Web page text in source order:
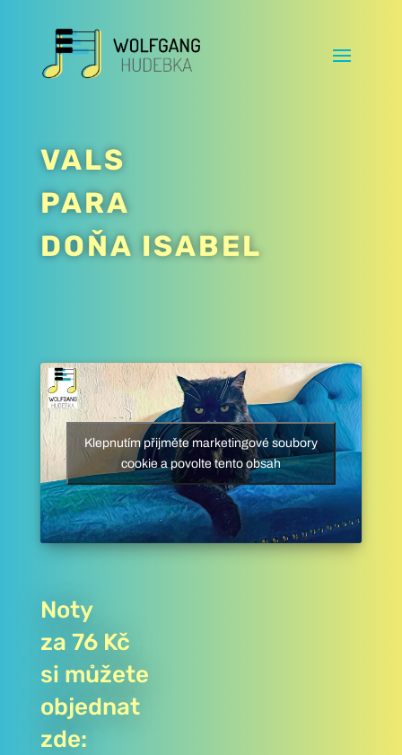
VALS
PARA
DOŇA ISABEL
Klepnutím přijměte marketingové soubory
cookie a povolte tento obsah
Noty
za 76 Kč
si můžete
objednat
zde: